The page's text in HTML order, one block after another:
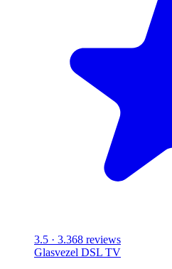
3.5 · 3.368 reviews
Glasvezel DSL TV